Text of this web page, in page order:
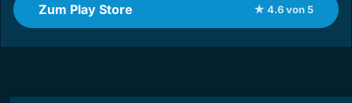
Zum Play Store ★ 4.6 von 5